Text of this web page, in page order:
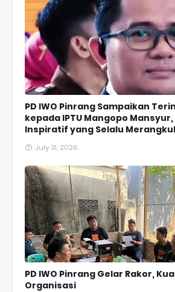
PD IWO Pinrang Sampaikan
kepada IPTU Mangopo
Inspiratif yang Selalu
July 31, 2026
PD IWO Pinrang Gelar Rakor,
Organisasi